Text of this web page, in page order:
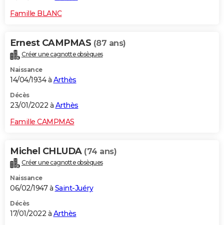
Famille BLANC
Ernest CAMPMAS (87 ans)
Créer une cagnotte obsèques
Naissance
14/04/1934 à Arthès
Décès
23/01/2022 à Arthès
Famille CAMPMAS
Michel CHLUDA (74 ans)
Créer une cagnotte obsèques
Naissance
06/02/1947 à Saint-Juéry
Décès
17/01/2022 à Arthès